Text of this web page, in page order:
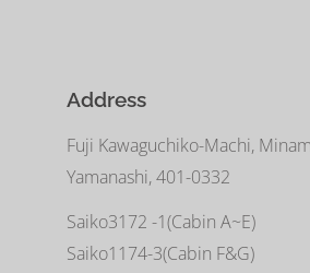
Address
Fuji Kawaguchiko-Machi,
Yamanashi, 401-0332
Saiko3172 -1(Cabin A~E)
Saiko1174-3(​Cabin F&G)